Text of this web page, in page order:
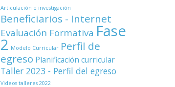
Articulación e investigación
Beneficiarios - Internet
Evaluación Formativa Fase
2 Modelo Curricular Perfil de
egreso Planificación curricular
Taller 2023 - Perfil del egreso
Videos talleres 2022